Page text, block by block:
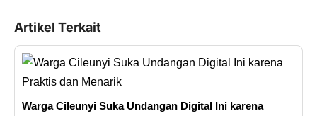
Artikel Terkait
Warga Cileunyi Suka Undangan Digital Ini karena